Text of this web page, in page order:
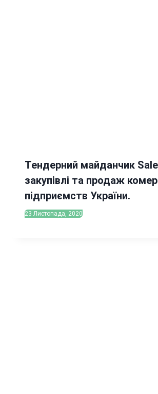
Тендерний майданчик
закупівлі та продаж
підприємств України.
23 Листопада, 2020